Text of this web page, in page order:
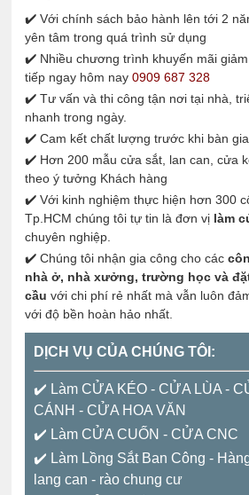
✔️ Với chính sách bảo hành lên tới 2
yên tâm trong quá trình sử dụng
✔️ Nhiều chương trình khuyến mãi
tiếp ngay hôm nay0909 687 328
✔️ Tư vấn và thi công tận nơi tại nhà,
nhanh trong ngày.
✔️ Cam kết chất lượng trước khi bàn
✔️ Hơn 200 mẫu cửa sắt, lan can, cửa
theo ý tưởng Khách hàng
✔️ Với kinh nghiệm thực hiện hơn 300
Tp.HCM chúng tôi tự tin là đơn vị làm
chuyên nghiệp.
✔️ Chúng tôi nhận gia công cho các
nhà ở, nhà xưởng, trường học và
cầu với chi phí rẻ nhất mà vẫn luôn
với độ bền hoàn hảo nhất.
DỊCH VỤ CỦA CHÚNG TÔI:
✔️ Làm CỬA KÉO - CỬA LÙA -
CÁNH - CỬA HOA VĂN
✔️ Làm CỬA CUỐN - CỬA CNC
✔️ Làm Lồng Sắt Ban Công -
lang can - rào chung cư